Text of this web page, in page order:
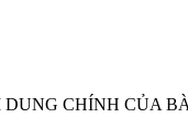
DUNG CHÍNH CỦA